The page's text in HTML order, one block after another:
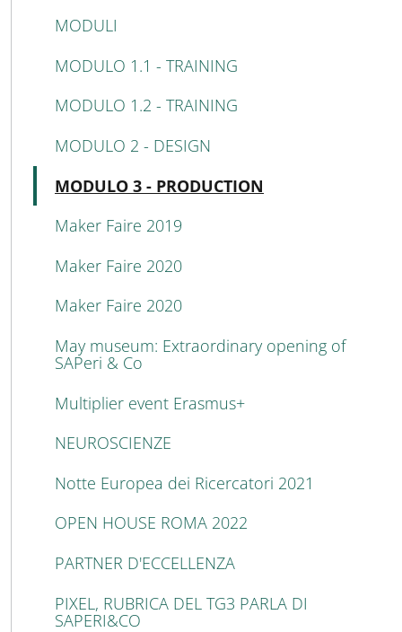
MODULI
MODULO 1.1 - TRAINING
MODULO 1.2 - TRAINING
MODULO 2 - DESIGN
MODULO 3 - PRODUCTION
Maker Faire 2019
Maker Faire 2020
Maker Faire 2020
May museum: Extraordinary opening of
SAPeri & Co
Multiplier event Erasmus+
NEUROSCIENZE
Notte Europea dei Ricercatori 2021
OPEN HOUSE ROMA 2022
PARTNER D'ECCELLENZA
PIXEL, RUBRICA DEL TG3 PARLA DI
SAPERI&CO